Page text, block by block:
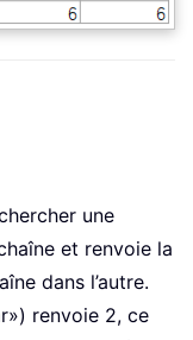
une
et renvoie la
dans l’autre.
renvoie 2, ce